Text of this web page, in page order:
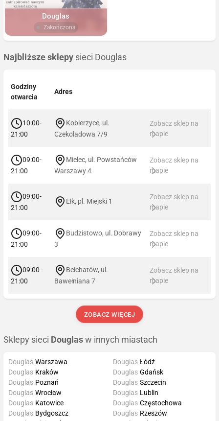
Douglas
Zakończona
Najbliższe sklepy sieci Douglas
Godziny
otwarcia
Adres
10:00-
21:00
Kobierzyce, ul.
Czekoladowa 7/9
Zobacz sklep na
mapie
09:00-
21:00
Mielec, ul. Powstańców
Warszawy 4
Zobacz sklep na
mapie
09:00-
21:00
Ełk, pl. Miejski 1
Zobacz sklep na
mapie
09:00-
21:00
Budzistowo, ul. Dobrawy
3
Zobacz sklep na
mapie
09:00-
21:00
Bełchatów, ul.
Bawełniana 7
Zobacz sklep na
mapie
ZOBACZ WIĘCEJ
Sklepy sieci Douglas w innych miastach
Douglas Warszawa
Douglas Kraków
Douglas Poznań
Douglas Wrocław
Douglas Łódź
Douglas Gdańsk
Douglas Szczecin
Douglas Lublin
Douglas Katowice
Douglas Bydgoszcz
Douglas Częstochowa
Douglas Rzeszów